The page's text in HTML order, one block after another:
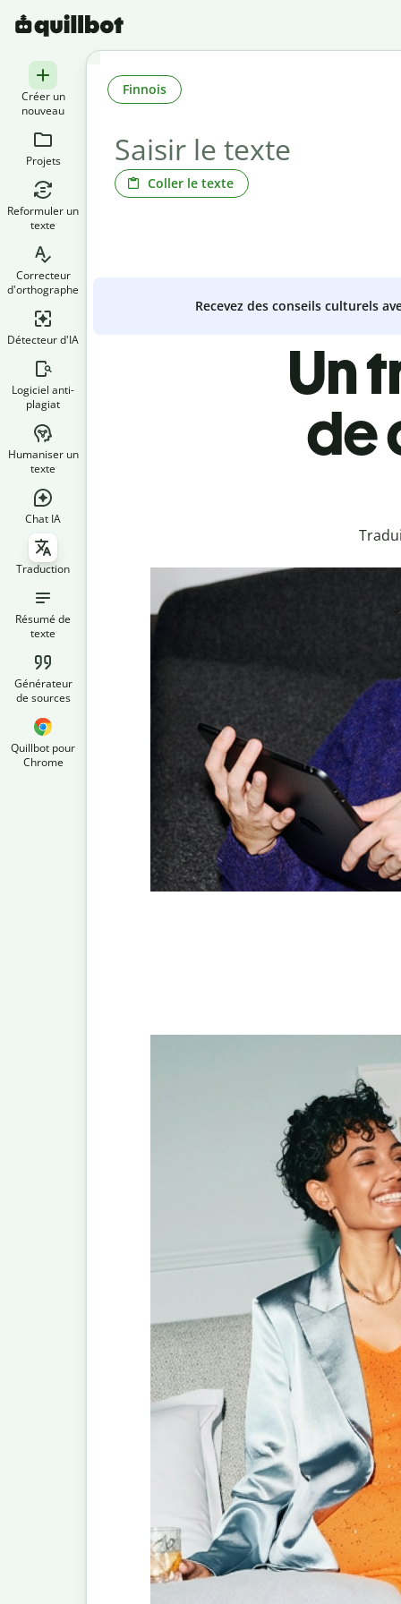
Créer un
nouveau
Projets
Reformuler un
texte
Correcteur
d'orthographe
Détecteur d'IA
Logiciel anti-
plagiat
Humaniser un
texte
Chat IA
Traduction
Résumé de
texte
Générateur
de sources
Quillbot pour
Chrome
Coller le texte
Finnois
Recevez des conseils culturels
Un
de